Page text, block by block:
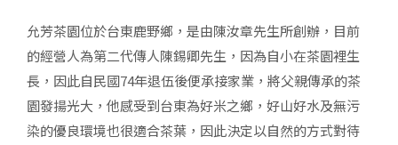
允芳茶園位於台東鹿野鄉，是由陳汝章先生所創辦，目前
的經營人為第二代傳人陳錫卿先生，因為自小在茶園裡生
長，因此自民國74年退伍後便承接家業，將父親傳承的茶
園發揚光大，他感受到台東為好米之鄉，好山好水及無污
染的優良環境也很適合茶葉，因此決定以自然的方式對待